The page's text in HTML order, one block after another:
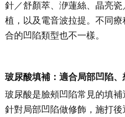
針／舒顏萃、洢蓮絲、晶亮
植，以及電音波拉提。不同
合的凹陷類型也不一樣。
玻尿酸填補：適合局部凹陷
玻尿酸是臉頰凹陷常見的填
針對局部凹陷做修飾，施打